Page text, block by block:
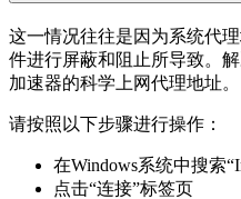
这一情况往往是因为系统代
件进行屏蔽和阻止所导致。
加速器的科学上网代理地址。
请按照以下步骤进行操作：
在Windows系统中搜索
点击“连接”标签页